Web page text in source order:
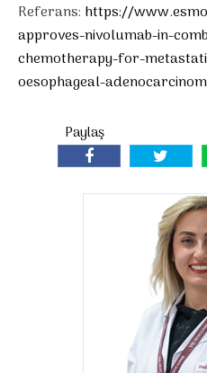
Referans: https://
approves-nivolumab-in-
chemotherapy-for-
oesophageal-